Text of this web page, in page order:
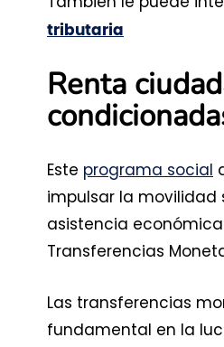
tributaria
Renta
Este programa social
impulsar la movilidad
asistencia
Transferencias
Las transferencias
fundamental en la